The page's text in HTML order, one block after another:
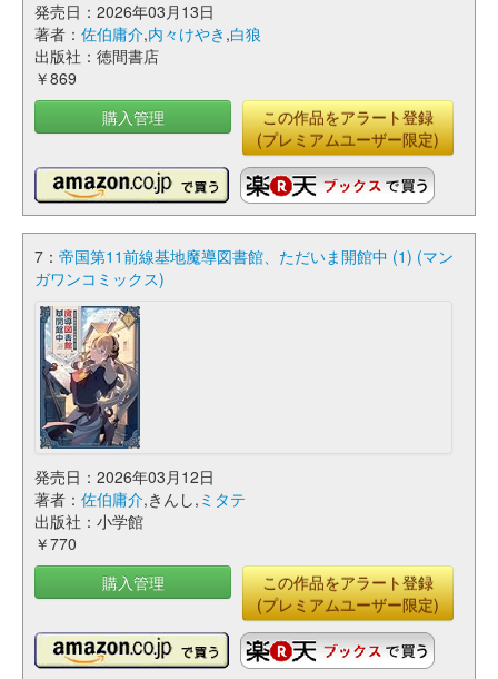
発売日：2026年03月13日
著者： 佐伯庸介,内々けやき ,白狼
出版社：徳間書店
￥869
購入管理
この作品をアラート登録
(プレミアムユーザー限定)
7： 帝国第11前線基地魔導図書館、ただいま開館中 (1) (マン
ガワンコミックス)
発売日：2026年03月12日
著者： 佐伯庸介,きんし, ミタテ
出版社：小学館
￥770
購入管理
この作品をアラート登録
(プレミアムユーザー限定)